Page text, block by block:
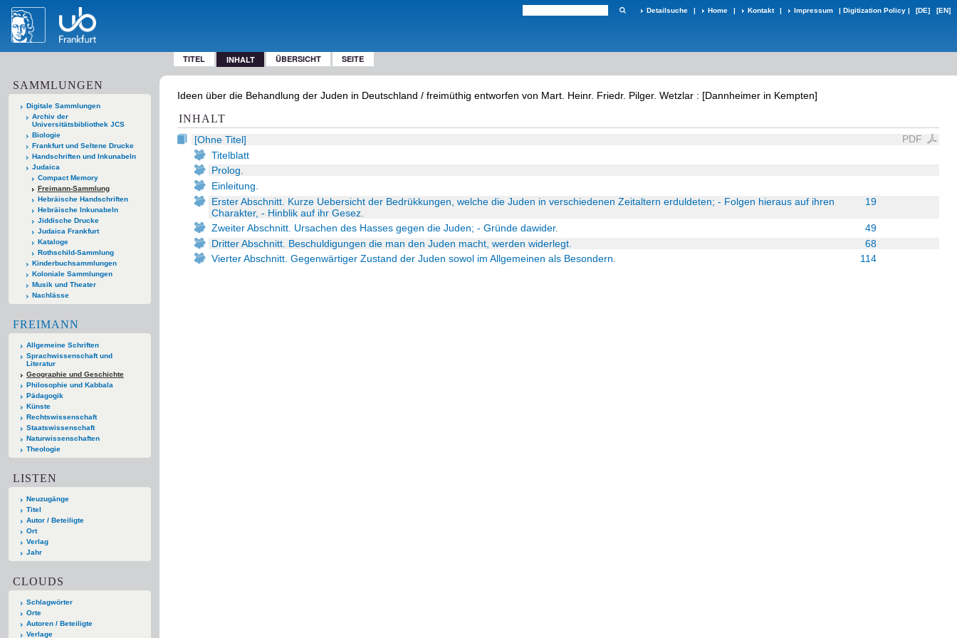
Detailsuche | Home | Kontakt | Impressum | Digitization Policy | [DE] [EN]
TITEL INHALT ÜBERSICHT SEITE
SAMMLUNGEN
Digitale Sammlungen
Archiv der
Universitätsbibliothek JCS
Biologie
Frankfurt und Seltene Drucke
Handschriften und Inkunabeln
Judaica
Compact Memory
Freimann-Sammlung
Hebräische Handschriften
Hebräische Inkunabeln
Jiddische Drucke
Judaica Frankfurt
Kataloge
Rothschild-Sammlung
Kinderbuchsammlungen
Koloniale Sammlungen
Musik und Theater
Nachlässe
FREIMANN
Allgemeine Schriften
Sprachwissenschaft und
Literatur
Geographie und Geschichte
Philosophie und Kabbala
Pädagogik
Künste
Rechtswissenschaft
Staatswissenschaft
Naturwissenschaften
Theologie
LISTEN
Neuzugänge
Titel
Autor / Beteiligte
Ort
Verlag
Jahr
CLOUDS
Schlagwörter
Orte
Autoren / Beteiligte
Verlage
Ideen über die Behandlung der Juden in Deutschland / freimüthig entworfen von Mart. Heinr. Friedr. Pilger. Wetzlar : [Dannheimer in Kempten]
INHALT
PDF
[Ohne Titel]
Titelblatt
Prolog.
Einleitung.
19
Erster Abschnitt. Kurze Uebersicht der Bedrükkungen, welche die Juden in verschiedenen Zeitaltern erduldeten; - Folgen hieraus auf ihren
Charakter, - Hinblik auf ihr Gesez.
49
Zweiter Abschnitt. Ursachen des Hasses gegen die Juden; - Gründe dawider.
68
Dritter Abschnitt. Beschuldigungen die man den Juden macht, werden widerlegt.
114
Vierter Abschnitt. Gegenwärtiger Zustand der Juden sowol im Allgemeinen als Besondern.